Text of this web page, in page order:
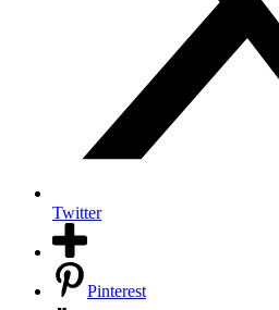
Twitter
Pinterest